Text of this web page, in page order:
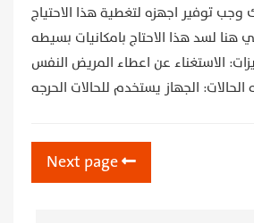
وجب توفير اجهزه لتغطية هذا الاحتياج
هنا لسد هذا الاحتاج بامكانيات بسيطه
الاستغناء عن اعطاء المريض النفس
الجهاز يستخدم للحالات الحرجه
Next page